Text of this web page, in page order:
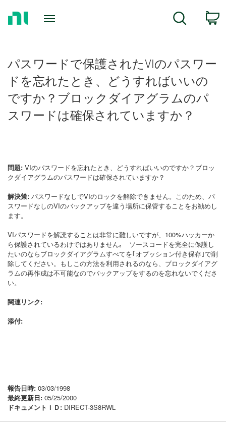
Search
パスワードで保護されたVIのパスワー
ドを忘れたとき、どうすればいいの
ですか？ブロックダイアグラムのパ
スワードは確保されていますか？
問題: VIのパスワードを忘れたとき、どうすればいいのですか？ブロッ
クダイアグラムのパスワードは確保されていますか？
解決策: パスワードなしでVIのロックを解除できません。このため、パ
スワードなしのVIのバックアップを違う場所に保管することをお勧めし
ます。
VIパスワードを解読することは非常に難しいですが、100%ハッカーか
ら保護されているわけではありません｡ ソースコードを完全に保護し
たいのならブロックダイアグラムすべてを｢オプッション付き保存｣で削
除してください。もしこの方法を利用されるのなら、ブロックダイアグ
ラムの再作成は不可能なのでバックアップをするのを忘れないでくださ
い。
関連リンク:
添付:
報告日時: 03/03/1998
最終更新日: 05/25/2000
ドキュメントＩＤ: DIRECT-3S8RWL